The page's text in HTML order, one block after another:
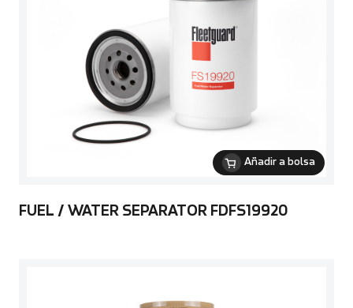
Añadir a bolsa
FUEL / WATER SEPARATOR FDFS19920